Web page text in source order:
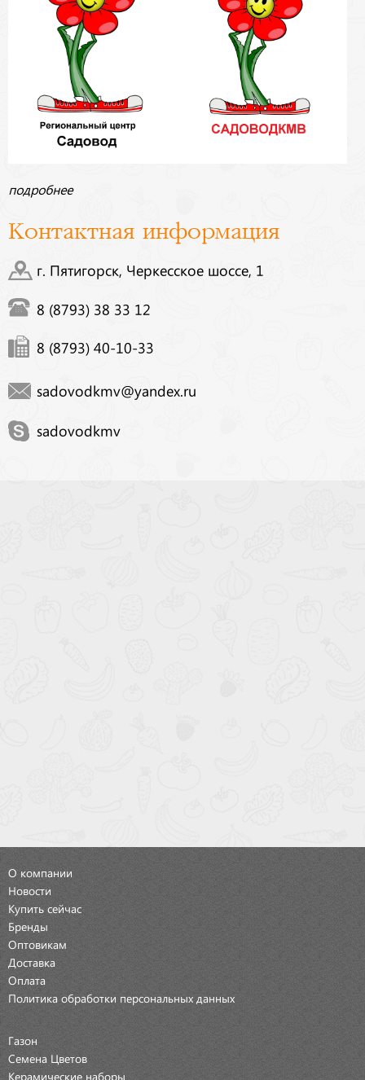
подробнее
Контактная информация
г. Пятигорск, Черкесское шоссе, 1
8 (8793) 38 33 12
8 (8793) 40-10-33
sadovodkmv@yandex.ru
sadovodkmv
О компании
Новости
Купить сейчас
Бренды
Оптовикам
Доставка
Оплата
Политика обработки персональных данных
Газон
Семена Цветов
Керамические наборы